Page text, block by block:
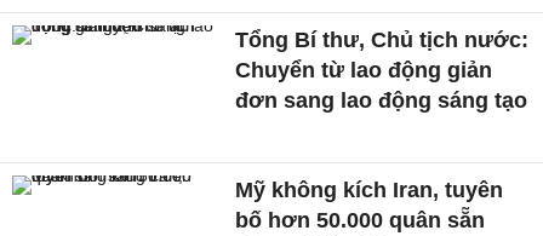
Tổng Bí thư, Chủ tịch nước:
Chuyển từ lao động giản
đơn sang lao động sáng tạo
Mỹ không kích Iran, tuyên
bố hơn 50.000 quân sẵn